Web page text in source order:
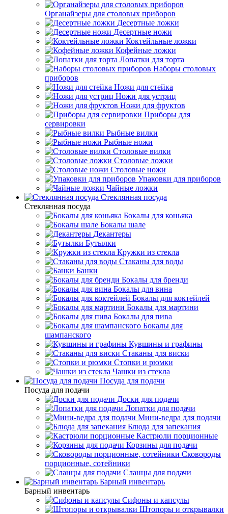
Органайзеры для столовых приборов
Десертные ложки
Десертные ножи
Коктейльные ложки
Кофейные ложки
Лопатки для торта
Наборы столовых
приборов
Ножи для стейка
Ножи для устриц
Ножи для фруктов
Приборы для
сервировки
Рыбные вилки
Рыбные ножи
Столовые вилки
Столовые ложки
Столовые ножи
Упаковки для приборов
Чайные ложки
Стеклянная посуда
Стеклянная посуда
Бокалы для коньяка
Бокалы шале
Декантеры
Бутылки
Кружки из стекла
Стаканы для воды
Банки
Бокалы для бренди
Бокалы для вина
Бокалы для коктейлей
Бокалы для мартини
Бокалы для пива
Бокалы для
шампанского
Кувшины и графины
Стаканы для виски
Стопки и рюмки
Чашки из стекла
Посуда для подачи
Посуда для подачи
Доски для подачи
Лопатки для подачи
Мини-ведра для подачи
Блюда для запекания
Кастрюли порционные
Корзины для подачи
Сковороды
порционные, сотейники
Сланцы для подачи
Барный инвентарь
Барный инвентарь
Сифоны и капсулы
Штопоры и открывалки